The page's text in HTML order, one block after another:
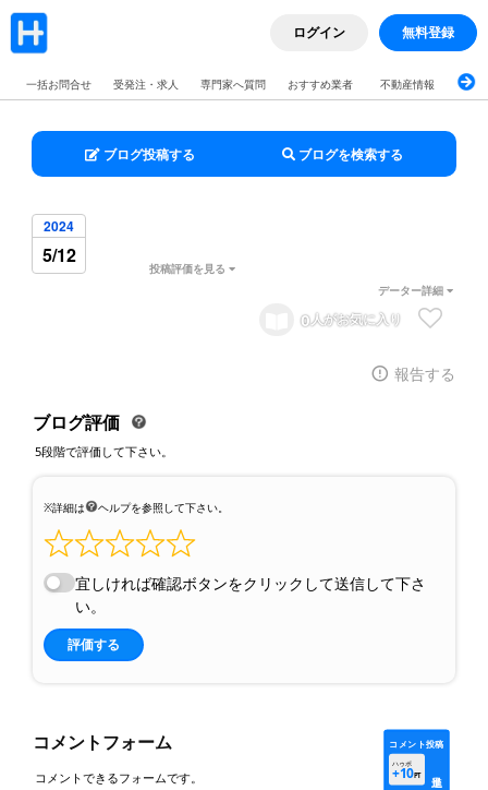
ログイン 無料登録
一括お問合せ 受発注・求人 専門家へ質問 おすすめ業者 不動産情報 ブログ
ブログ投稿する ブログを検索する
2024
5/12
0人がお気に入り
投稿評価を見る
データー詳細
報告する
ブログ評価
5段階で評価して下さい。
※詳細は ヘルプを参照して下さい。
宜しければ確認ボタンをクリックして送信して下さ
い。
評価する
コメントフォーム
コメントできるフォームです。
コメント投稿
ハゥポ
+10PT